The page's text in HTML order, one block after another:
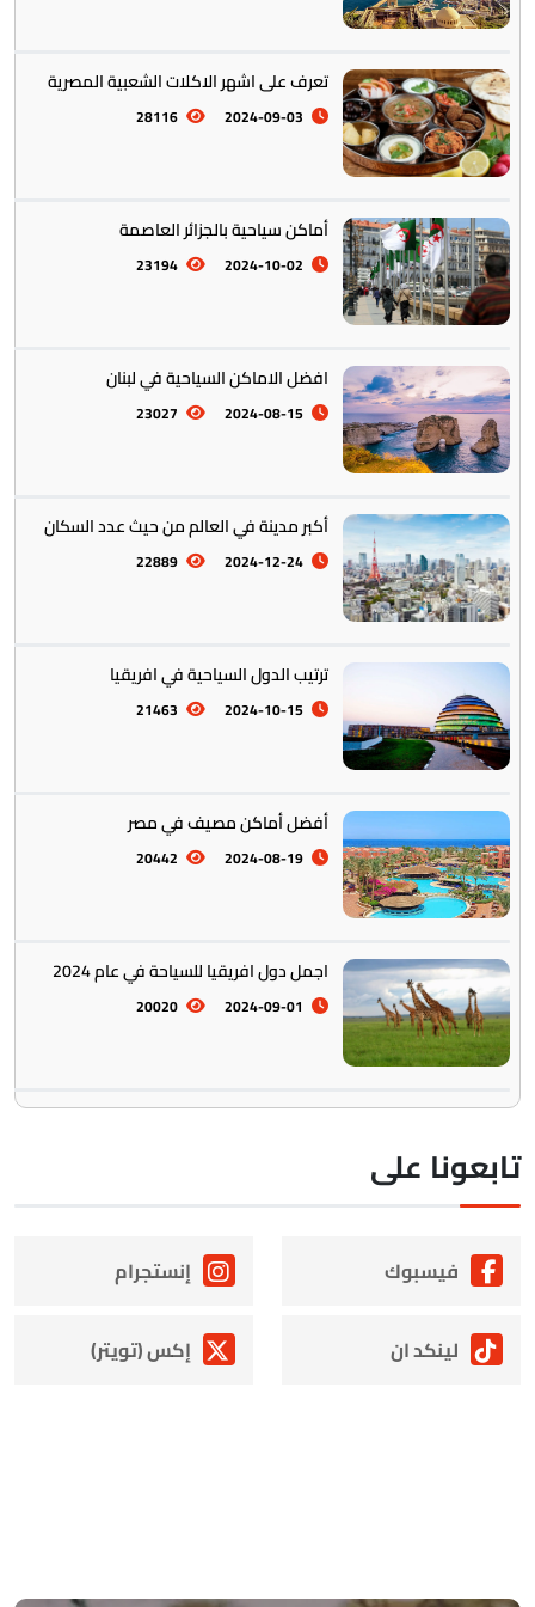
تخطيط الرحلات والتنقل
تعرف على اشهر الاكلات الشعبية المصرية
2024-09-03
28116
أماكن سياحية بالجزائر العاصمة
2024-10-02
23194
افضل الاماكن السياحية في لبنان
2024-08-15
23027
أكبر مدينة في العالم من حيث عدد السكان
2024-12-24
22889
ترتيب الدول السياحية في افريقيا
2024-10-15
21463
أفضل أماكن مصيف في مصر
2024-08-19
20442
اجمل دول افريقيا للسياحة في عام 2024
2024-09-01
20020
على
فيسبوك إنستجرام
لينكد ان إكس (تويتر)